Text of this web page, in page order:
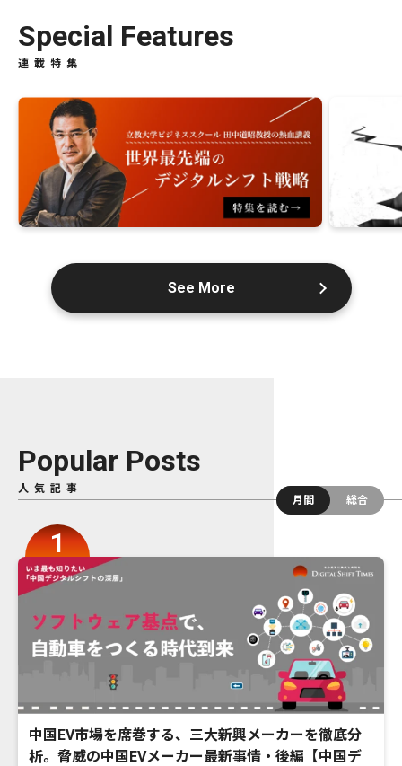
Special Features
連載特集
See More
Popular Posts
人気記事
月間
総合
中国EV市場を席巻する、三大新興メーカーを徹底分
析。脅威の中国EVメーカー最新事情・後編【中国デ